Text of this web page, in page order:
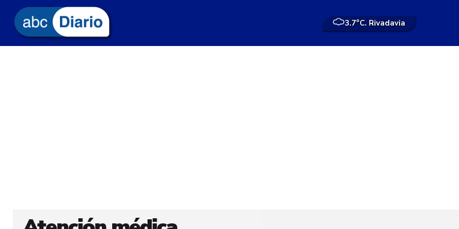
3.7°C. Rivadavia